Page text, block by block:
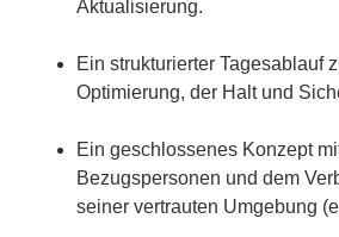
Aktualisierung.
Ein strukturierter Tagesablauf
Optimierung, der Halt und
Ein geschlossenes Konzept
Bezugspersonen und dem
seiner vertrauten Umgebung